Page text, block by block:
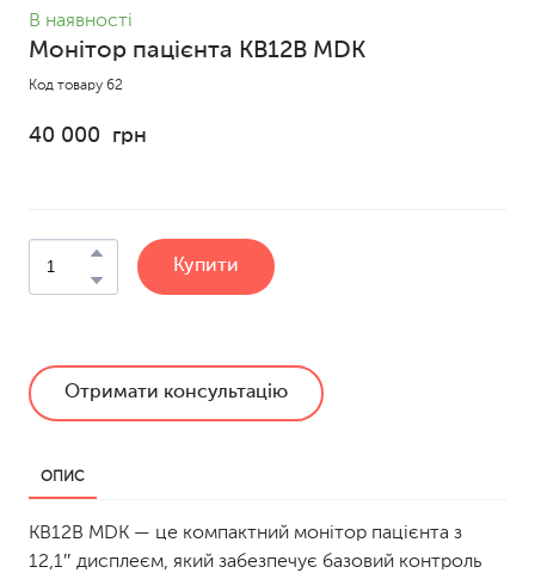
В наявності
Монітор пацієнта KB12B MDK
Код товару 62
40 000  грн
Купити
Отримати консультацію
ОПИС
KB12B MDK — це компактний монітор пацієнта з
12,1″ дисплеєм, який забезпечує базовий контроль